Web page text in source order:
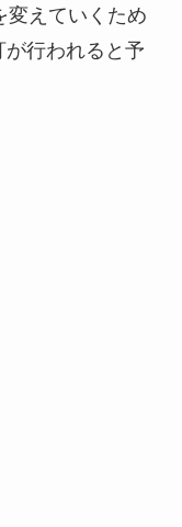
変えていくため
行われると予